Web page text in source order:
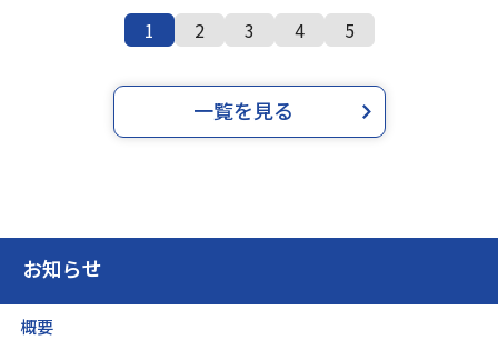
お知らせ
概要
1 2 3 4 5
一覧を見る